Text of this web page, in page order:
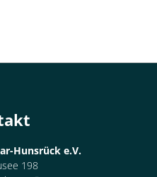
Hunsrück e.V.
198